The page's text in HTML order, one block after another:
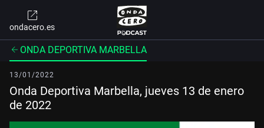
ondacero.es
ONDA DEPORTIVA MARBELLA
13/01/2022
Onda Deportiva Marbella, jueves 13 de enero
de 2022